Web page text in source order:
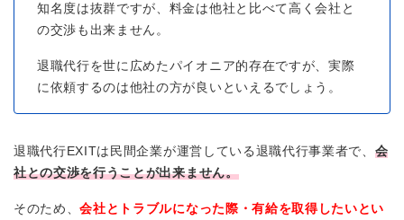
知名度は抜群ですが、料金は他社と比べて高く会社と
の交渉も出来ません。
退職代行を世に広めたパイオニア的存在ですが、実際
に依頼するのは他社の方が良いといえるでしょう。
退職代行EXITは民間企業が運営している退職代行事業者で、 会
社との交渉を行うことが出来ません。
そのため、会社とトラブルになった際・有給を取得したいとい